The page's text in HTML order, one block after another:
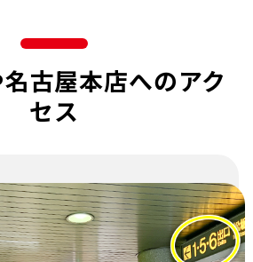
古屋本店へのアク
セス